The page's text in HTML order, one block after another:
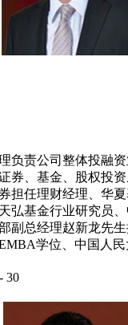
负责公司整体投融
券、基金、股权投
担任理财经理、华
弘基金行业研究员
副总经理赵新龙先
学位、中国人
- 30